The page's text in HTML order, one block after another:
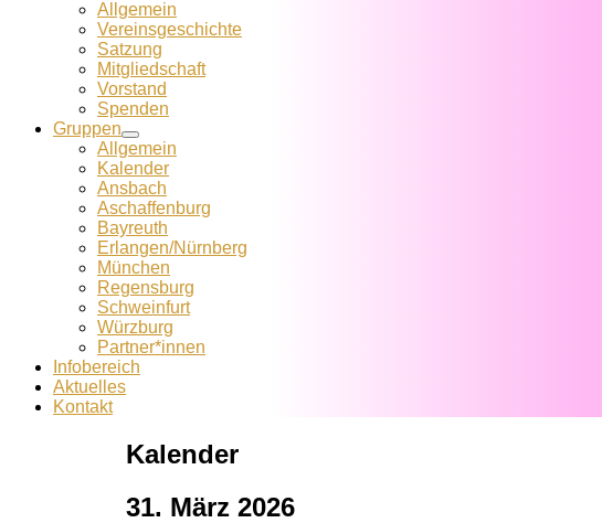
Allgemein
Vereins­geschichte
Satzung
Mitglied­schaft
Vorstand
Spenden
Gruppen
Allgemein
Kalender
Ansbach
Aschaffenburg
Bayreuth
Erlangen/Nürnberg
München
Regensburg
Schweinfurt
Würzburg
Partner*innen
Infobereich
Aktuelles
Kontakt
Kalender
31. März 2026